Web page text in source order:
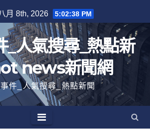
月 8th, 2026 5:02:38 PM
_人氣搜尋_熱點新
news新聞網
件_人氣搜尋_熱點新聞